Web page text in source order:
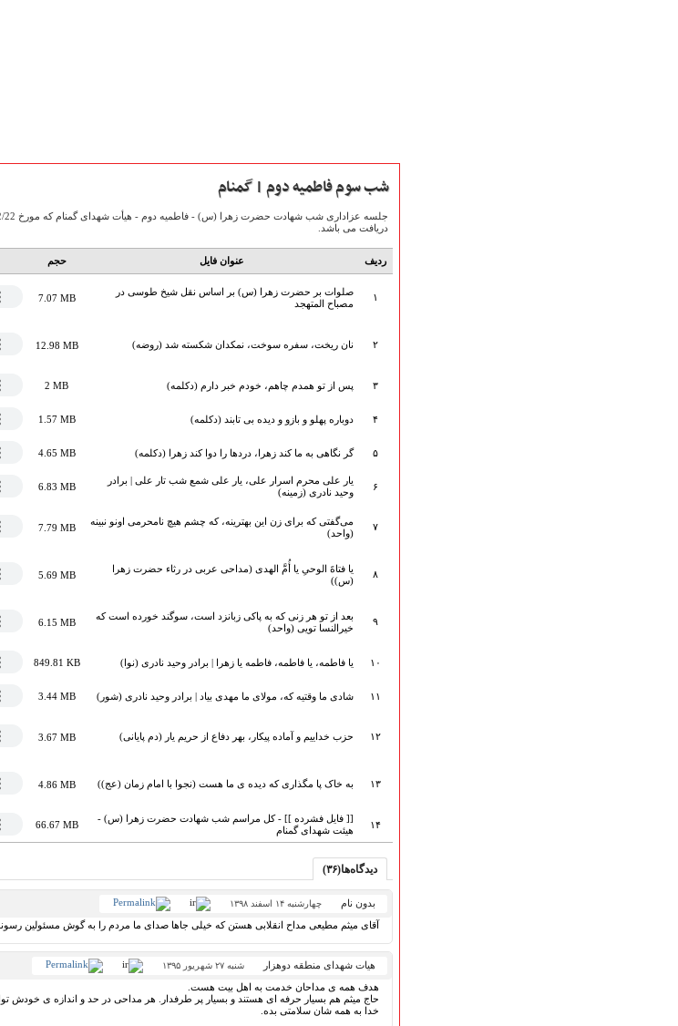
شب سوم فاطمیه دوم | گمنام
دریافت می باشد.
ردیف عنوان فایل حجم
۱
صلوات بر حضرت زهرا (س) بر اساس نقل شیخ طوسی در
مصباح المتهجد
7.07 MB
۲ نان ریخت، سفره سوخت، نمکدان شکسته شد (روضه) 12.98 MB
۳ پس از تو همدم چاهم، خودم خبر دارم (دکلمه) 2 MB
۴ دوباره پهلو و بازو و دیده بی تابند (دکلمه) 1.57 MB
۵ گر نگاهی به ما کند زهرا، دردها را دوا کند زهرا (دکلمه) 4.65 MB
۶
یار علی محرم اسرار علی، یار علی شمع شب تار علی | برادر
وحید نادری (زمینه)
6.83 MB
۷
می‌گفتی که برای زن این بهترینه، که چشم هیچ نامحرمی اونو نبینه
(واحد)
7.79 MB
۸
یا فتاةَ الوحیِ یا أُمَّ الهدى (مداحی عربی در رثاء حضرت زهرا
(س))
5.69 MB
۹
بعد از تو هر زنی که به پاکی زبانزد است، سوگند خورده است که
خیرالنسا تویی (واحد)
6.15 MB
۱۰ یا فاطمه، یا فاطمه، فاطمه یا زهرا | برادر وحید نادری (نوا) 849.81 KB
۱۱ شادی ما وقتیه که، مولای ما مهدی بیاد | برادر وحید نادری (شور) 3.44 MB
۱۲ حزب خداییم و آماده پیکار، بهر دفاع از حریم یار (دم پایانی) 3.67 MB
۱۳ به خاک پا مگذاری که دیده ی ما هست (نجوا با امام زمان (عج)) 4.86 MB
۱۴
[[ فایل فشرده ]] - کل مراسم شب شهادت حضرت زهرا (س) -
هیئت شهدای گمنام
66.67 MB
دیدگاه‌ها(۳۶)
بدون نام چهارشنبه ۱۴ اسفند ۱۳۹۸
آقای میثم مطیعی مداح انقلابی هستن که خیلی جاها صدای ما مردم را به گوش مسئولین
هیات شهدای منطقه دوهزار شنبه ۲۷ شهریور ۱۳۹۵
هدف همه ی مداحان خدمت به اهل بیت هست.
حاج میثم هم بسیار حرفه ای هستند و بسیار پر طرفدار. هر مداحی در حد و اندازه ی خودش
خدا به همه شان سلامتی بده.